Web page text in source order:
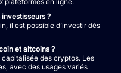
?
il est possible d’investir dès
et altcoins ?
des cryptos. Les
avec des usages variés